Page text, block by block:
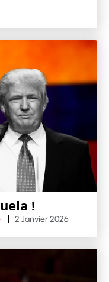
!
2 Janvier 2026